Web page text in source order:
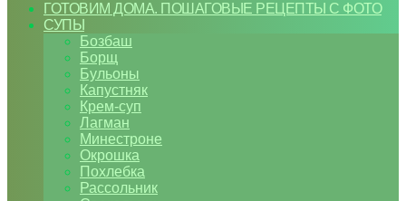
ГОТОВИМ ДОМА. ПОШАГОВЫЕ РЕЦЕПТЫ С ФОТО
СУПЫ
Бозбаш
Борщ
Бульоны
Капустняк
Крем-суп
Лагман
Минестроне
Окрошка
Похлебка
Рассольник